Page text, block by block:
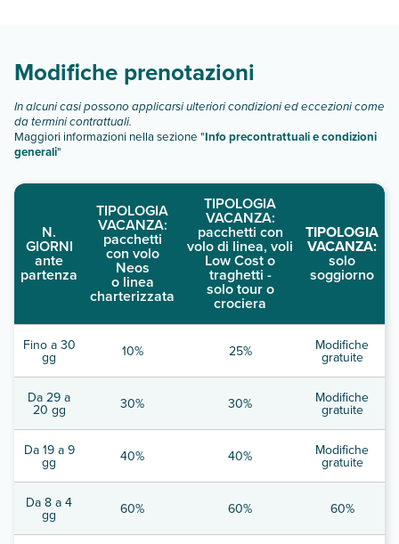
Modifiche prenotazioni
In alcuni casi possono applicarsi ulteriori condizioni ed eccezioni come
da termini contrattuali.
Maggiori informazioni nella sezione "Info precontrattuali e condizioni
generali"
N.
GIORNI
ante
partenza
TIPOLOGIA
VACANZA:
pacchetti
con volo
Neos
o linea
charterizzata
TIPOLOGIA
VACANZA:
pacchetti con
volo di linea, voli
Low Cost o
traghetti -
solo tour o
crociera
TIPOLOGIA
VACANZA:
solo
soggiorno
Fino a 30
gg 10% 25% Modifiche
gratuite
Da 29 a
20 gg 30% 30% Modifiche
gratuite
Da 19 a 9
gg 40% 40% Modifiche
gratuite
Da 8 a 4
gg 60% 60% 60%